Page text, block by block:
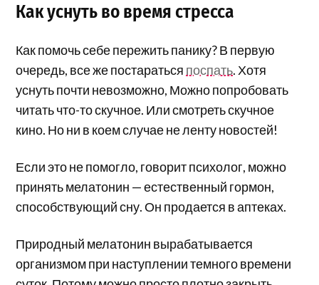
Как уснуть во время стресса
Как помочь себе пережить панику? В первую
очередь, все же постараться поспать. Хотя
уснуть почти невозможно, Можно попробовать
читать что-то скучное. Или смотреть скучное
кино. Но ни в коем случае не ленту новостей!
Если это не помогло, говорит психолог, можно
принять мелатонин — естественный гормон,
способствующий сну. Он продается в аптеках.
Природный мелатонин вырабатывается
организмом при наступлении темного времени